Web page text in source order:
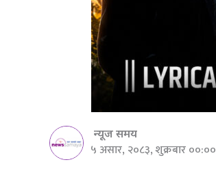
न्यूज समय
५ असार, २०८३, शुक्रबार ००:००